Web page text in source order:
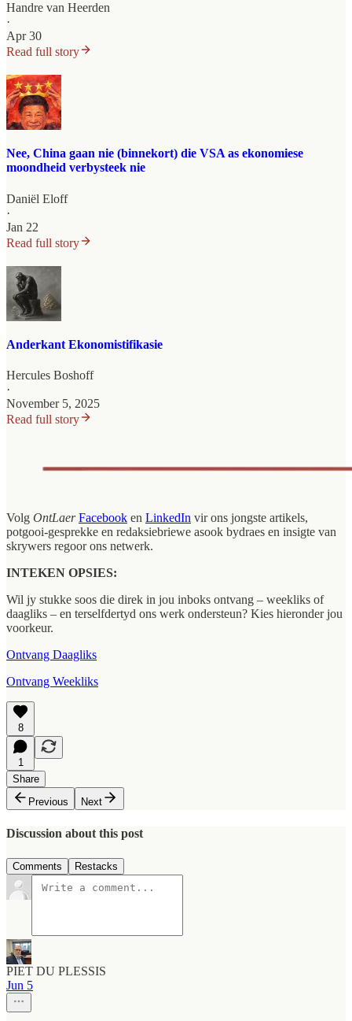
Handre van Heerden
·
Apr 30
Read full story
Nee, China gaan nie (binnekort) die VSA as ekonomiese
moondheid verbysteek nie
Daniël Eloff
·
Jan 22
Read full story
Anderkant Ekonomistifikasie
Hercules Boshoff
·
November 5, 2025
Read full story
Volg OntLaer Facebook en LinkedIn vir ons jongste artikels,
potgooi-gesprekke en redaksiebriewe asook bydraes en insigte van
skrywers regoor ons netwerk.
INTEKEN OPSIES:
Wil jy stukke soos die direk in jou inboks ontvang – weekliks of
daagliks – en terselfdertyd ons werk ondersteun? Kies hieronder jou
voorkeur.
Ontvang Daagliks
Ontvang Weekliks
8
1
Share
Previous
Next
Discussion about this post
Comments Restacks
PIET DU PLESSIS
Jun 5